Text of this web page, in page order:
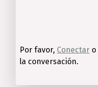
Por favor, Conectar o
la conversación.